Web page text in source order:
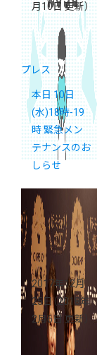
月10日 更新）
プレス
本日 10日
(水)18時-19
時 緊急メン
テナンスのお
しらせ
2017年12月
25日（2018年
2月6日 更新）